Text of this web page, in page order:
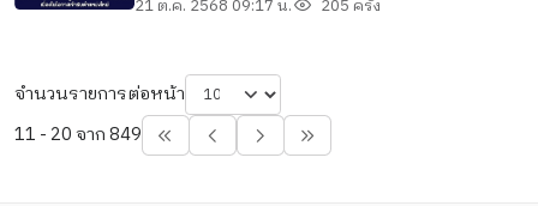
21 ต.ค. 2568 09:17 น. 205 ครั้ง
จำนวนรายการต่อหน้า
11 - 20 จาก 849